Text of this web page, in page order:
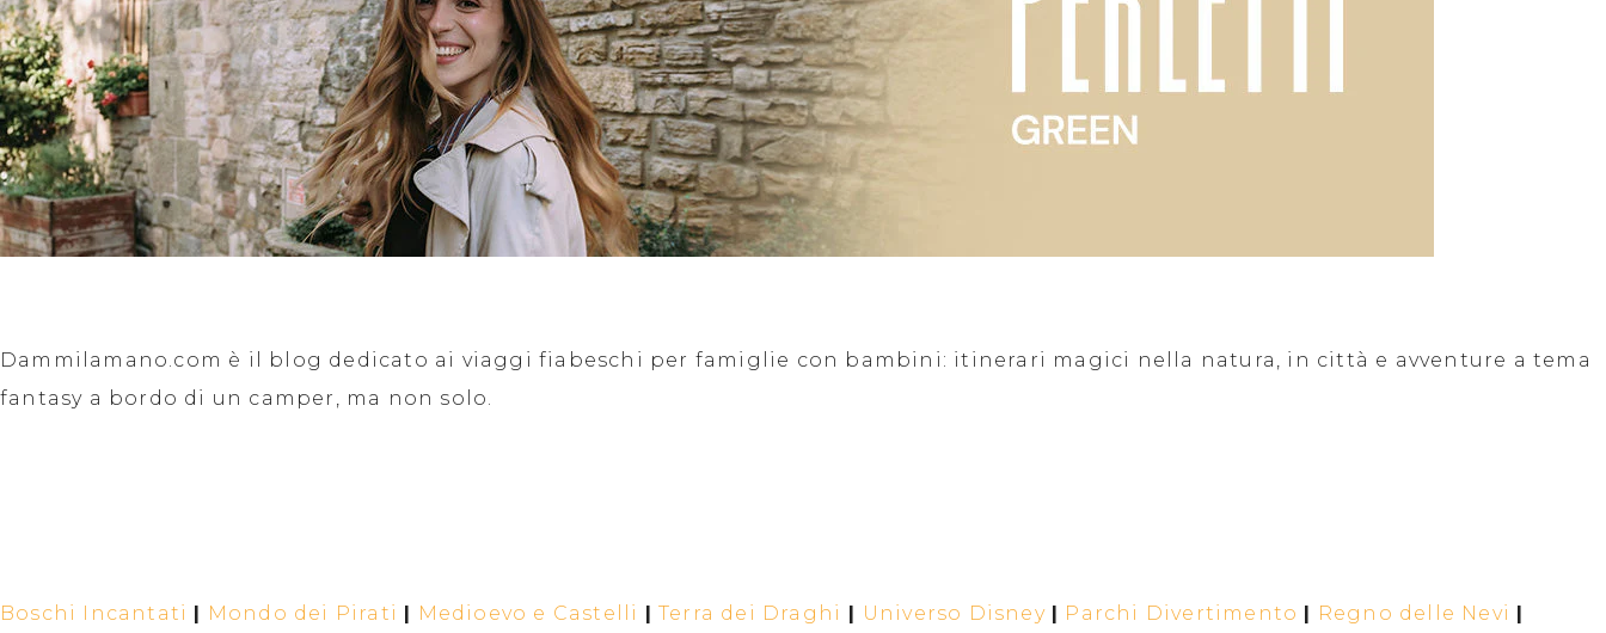
Dammilamano.com è il blog dedicato ai viaggi fiabeschi per famiglie con bambini: itinerari magici nella natura, in città e avventure a tema
fantasy a bordo di un camper, ma non solo.
Boschi Incantati Mondo dei Pirati Medioevo e Castelli Terra dei Draghi Universo Disney Parchi Divertimento Regno delle Nevi